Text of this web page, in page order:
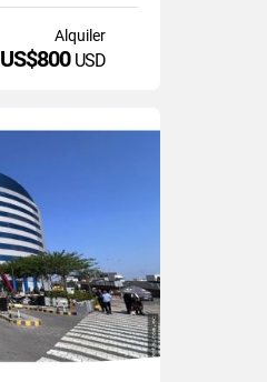
Alquiler
US$800 USD